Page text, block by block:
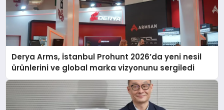
Derya Arms, İstanbul Prohunt 2026’da yeni nesil
ürünlerini ve global marka vizyonunu sergiledi